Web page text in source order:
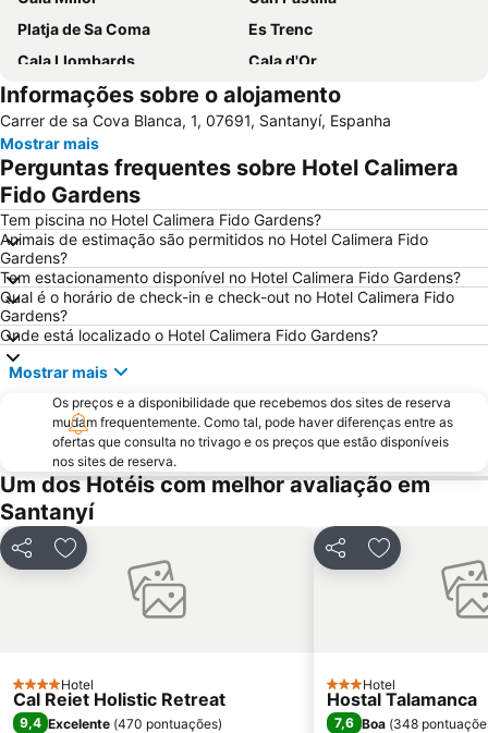
Platja de Sa Coma
Es Trenc
Cala Llombards
Cala d'Or
Can Picafort
Cala Marçal
Riu Centre Palace
Cala Antena
Parc Natural de s'Albufera de Mallorca
Cala Gran
Cala Esmeralda
Placa Major
Ballonfahrt mit All in One Mallorca
Cala Agulla
Cala Santanyi
Aqualand
Les Meravelles
S´Arenal
Arenal de sa Canova
Playa de Cala Mondragò
Sant Jordi
Club Marítim San Antonio de la Playa
Mega Park
Palma Aquarium
Ses Covetes
Club Náutico Cala Ratjada
Ballermann 6
RIU Center
Playa Son Baulo
Caló de ses Egos
Puerto Deportivo Marina de Cala d'Or
Puerto de El Arenal-Club Náutico
Cala Estància
Parque Natural de Modragó
Informações sobre o alojamento
Carrer de sa Cova Blanca, 1, 07691, Santanyí, Espanha
Mostrar mais
Perguntas frequentes sobre Hotel Calimera
Fido Gardens
Tem piscina no Hotel Calimera Fido Gardens?
Animais de estimação são permitidos no Hotel Calimera Fido
Gardens?
Tem estacionamento disponível no Hotel Calimera Fido Gardens?
Qual é o horário de check-in e check-out no Hotel Calimera Fido
Gardens?
Onde está localizado o Hotel Calimera Fido Gardens?
Mostrar mais
Os preços e a disponibilidade que recebemos dos sites de reserva
mudam frequentemente. Como tal, pode haver diferenças entre as
ofertas que consulta no trivago e os preços que estão disponíveis
nos sites de reserva.
Um dos Hotéis com melhor avaliação em
Santanyí
PartilharAdicionar aos favoritos
4 Estrelas
Hotel
Cal Reiet Holistic Retreat
9,4 Excelente (470 pontuações)
PartilharAdicionar
3 Estrelas
Hotel
Hostal Talamanca
7,6 Boa (348